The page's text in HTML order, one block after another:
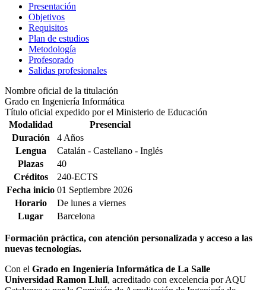
Presentación
Objetivos
Requisitos
Plan de estudios
Metodología
Profesorado
Salidas profesionales
Nombre oficial de la titulación
Grado en Ingeniería Informática
Título oficial expedido por el Ministerio de Educación
Modalidad
Presencial
Duración
4 Años
Lengua
Catalán - Castellano - Inglés
Plazas
40
Créditos
240-ECTS
Fecha inicio 01 Septiembre 2026
Horario
De lunes a viernes
Lugar
Barcelona
Formación práctica, con atención personalizada y acceso a las
nuevas tecnologías.
Con el Grado en Ingeniería Informática de La Salle
Universidad Ramon Llull, acreditado con excelencia por AQU